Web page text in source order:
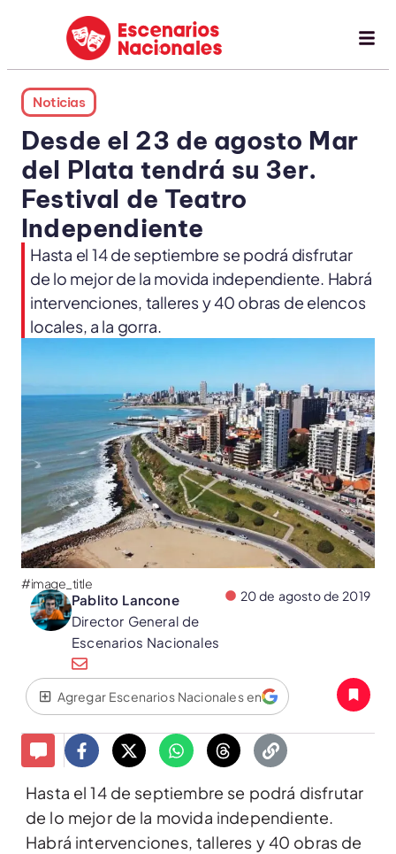
Noticias
Desde el 23 de agosto Mar
del Plata tendrá su 3er.
Festival de Teatro
Independiente
Hasta el 14 de septiembre se podrá disfrutar
de lo mejor de la movida independiente. Habrá
intervenciones, talleres y 40 obras de elencos
locales, a la gorra.
#image_title
Pablito Lancone
Director General de
Escenarios Nacionales
20 de agosto de 2019
Agregar Escenarios Nacionales en
Hasta el 14 de septiembre se podrá disfrutar
de lo mejor de la movida independiente.
Habrá intervenciones, talleres y 40 obras de